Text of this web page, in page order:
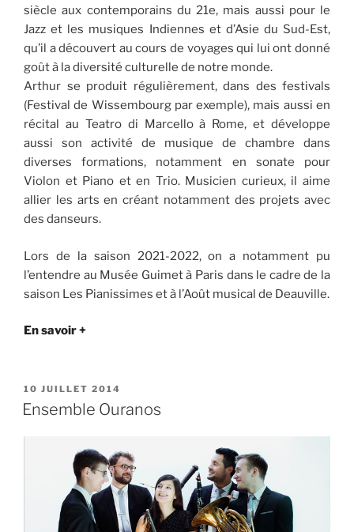
siècle aux contemporains du 21e, mais aussi pour le
Jazz et les musiques Indiennes et d’Asie du Sud-Est,
qu’il a découvert au cours de voyages qui lui ont donné
goût à la diversité culturelle de notre monde.
Arthur se produit régulièrement, dans des festivals
(Festival de Wissembourg par exemple), mais aussi en
récital au Teatro di Marcello à Rome, et développe
aussi son activité de musique de chambre dans
diverses formations, notamment en sonate pour
Violon et Piano et en Trio. Musicien curieux, il aime
allier les arts en créant notamment des projets avec
des danseurs.
Lors de la saison 2021-2022, on a notamment pu
l’entendre au Musée Guimet à Paris dans le cadre de la
saison Les Pianissimes et à l’Août musical de Deauville.
En savoir +
PUBLIÉ
LE
10 JUILLET 2014
Ensemble Ouranos